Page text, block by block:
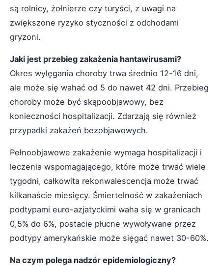
są rolnicy, żołnierze czy turyści, z uwagi na
zwiększone ryzyko styczności z odchodami
gryzoni.
Jaki jest przebieg zakażenia hantawirusami?
Okres wylęgania choroby trwa średnio 12-16 dni,
ale może się wahać od 5 do nawet 42 dni. Przebieg
choroby może być skąpoobjawowy, bez
konieczności hospitalizacji. Zdarzają się również
przypadki zakażeń bezobjawowych.
Pełnoobjawowe zakażenie wymaga hospitalizacji i
leczenia wspomagającego, które może trwać wiele
tygodni, całkowita rekonwalescencja może trwać
kilkanaście miesięcy. Śmiertelność w zakażeniach
podtypami euro-azjatyckimi waha się w granicach
0,5% do 6%, postacie płucne wywoływane przez
podtypy amerykańskie może sięgać nawet 30-60%.
Na czym polega nadzór epidemiologiczny?